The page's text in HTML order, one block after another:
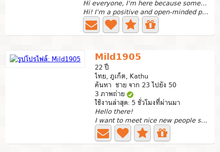
Hi everyone, I'm here because someone recommended
Hi! I'm a positive and open-minded person who loves...
Mild1905
22 ปี
ไทย, ภูเก็ต, Kathu
ค้นหา ชาย จาก 23 ไปยัง 50
3 ภาพถ่าย
ใช้งานล่าสุด: 5 ชั่วโมงที่ผ่านมา
Hello there!
I want to meet nice new people so now looking for friends...